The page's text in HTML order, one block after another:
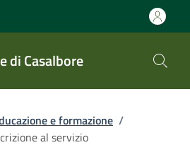
di Casalbore
e formazione /
al servizio